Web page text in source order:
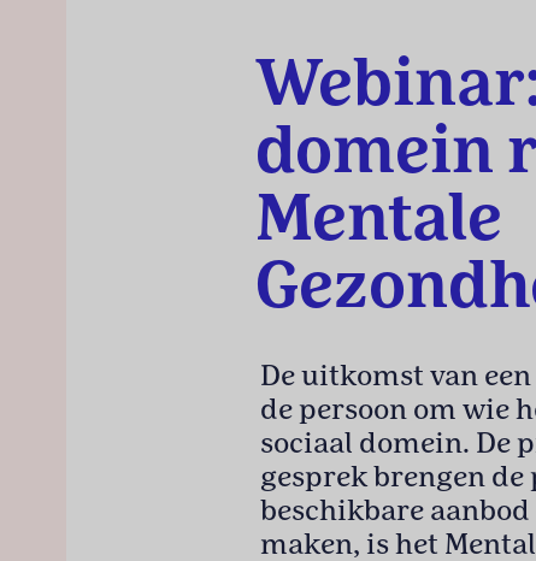
domein
Mentale
De uitkomst van
de persoon om wie
sociaal domein. De
gesprek brengen de
beschikbare
maken, is het